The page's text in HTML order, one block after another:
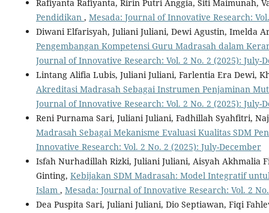
Rafiyanta Rafiyanta, Ririn Putri Anggia, Siti Maimunah,
Pendidikan , Mesada: Journal of Innovative Research:
Diwani Elfarisyah, Juliani Juliani, Dewi Agustin, Imelda
Pengembangan Kompetensi Guru Madrasah dalam
Journal of Innovative Research: Vol. 2 No. 2 (2025): July-
Lintang Alifia Lubis, Juliani Juliani, Farlentia Era Dewi,
Akreditasi Madrasah Sebagai Instrumen Penjaminan
Journal of Innovative Research: Vol. 2 No. 2 (2025): July-
Reni Purnama Sari, Juliani Juliani, Fadhillah Syahfitri,
Madrasah Sebagai Mekanisme Evaluasi Kualitas SDM
Innovative Research: Vol. 2 No. 2 (2025): July-December
Isfah Nurhadillah Rizki, Juliani Juliani, Aisyah Akhmalia
Ginting, Kebijakan SDM Madrasah: Model Integratif
Islam , Mesada: Journal of Innovative Research: Vol. 2
Dea Puspita Sari, Juliani Juliani, Dio Septiawan, Fiqi